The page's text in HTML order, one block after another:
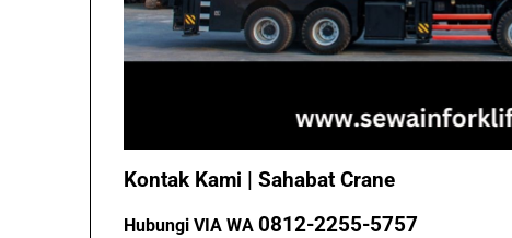
Kontak Kami | Sahabat Crane
Hubungi VIA WA 0812-2255-5757